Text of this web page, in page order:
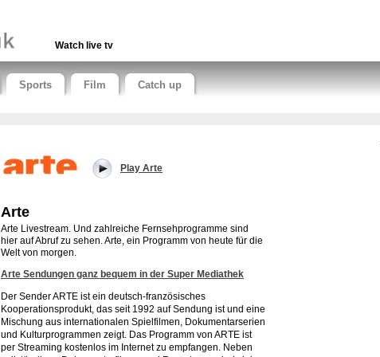
Watch live tv
Sports Film Catch up
Play Arte
Arte
Arte Livestream. Und zahlreiche Fernsehprogramme sind
hier auf Abruf zu sehen. Arte, ein Programm von heute für die
Welt von morgen.
Arte Sendungen ganz bequem in der Super Mediathek
Der Sender ARTE ist ein deutsch-französisches
Kooperationsprodukt, das seit 1992 auf Sendung ist und eine
Mischung aus internationalen Spielfilmen, Dokumentarserien
und Kulturprogrammen zeigt. Das Programm von ARTE ist
per Streaming kostenlos im Internet zu empfangen. Neben